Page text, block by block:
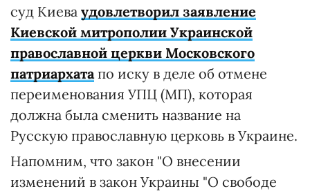
суд Киева удовлетворил заявление
Киевской митрополии Украинской
православной церкви Московского
патриархатапо иску в деле об отмене
переименования УПЦ (МП), которая
должна была сменить название на
Русскую православную церковь в Украине.
Напомним, что закон "О внесении
изменений в закон Украины "О свободе